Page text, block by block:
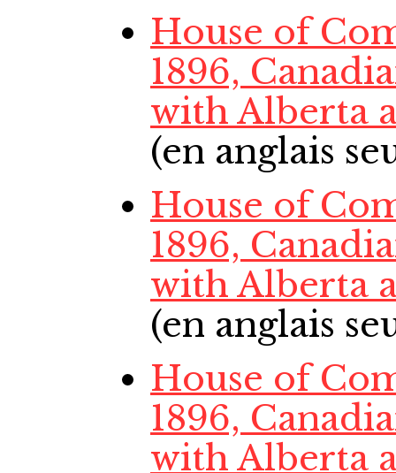
House of
1896,
with Alberta
(en anglais
House of
1896,
with Alberta
(en anglais
House of
1896,
with Alberta